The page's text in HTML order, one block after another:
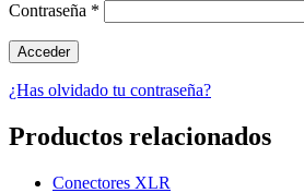
Contraseña *
¿Has olvidado tu contraseña?
Productos relacionados
Conectores XLR